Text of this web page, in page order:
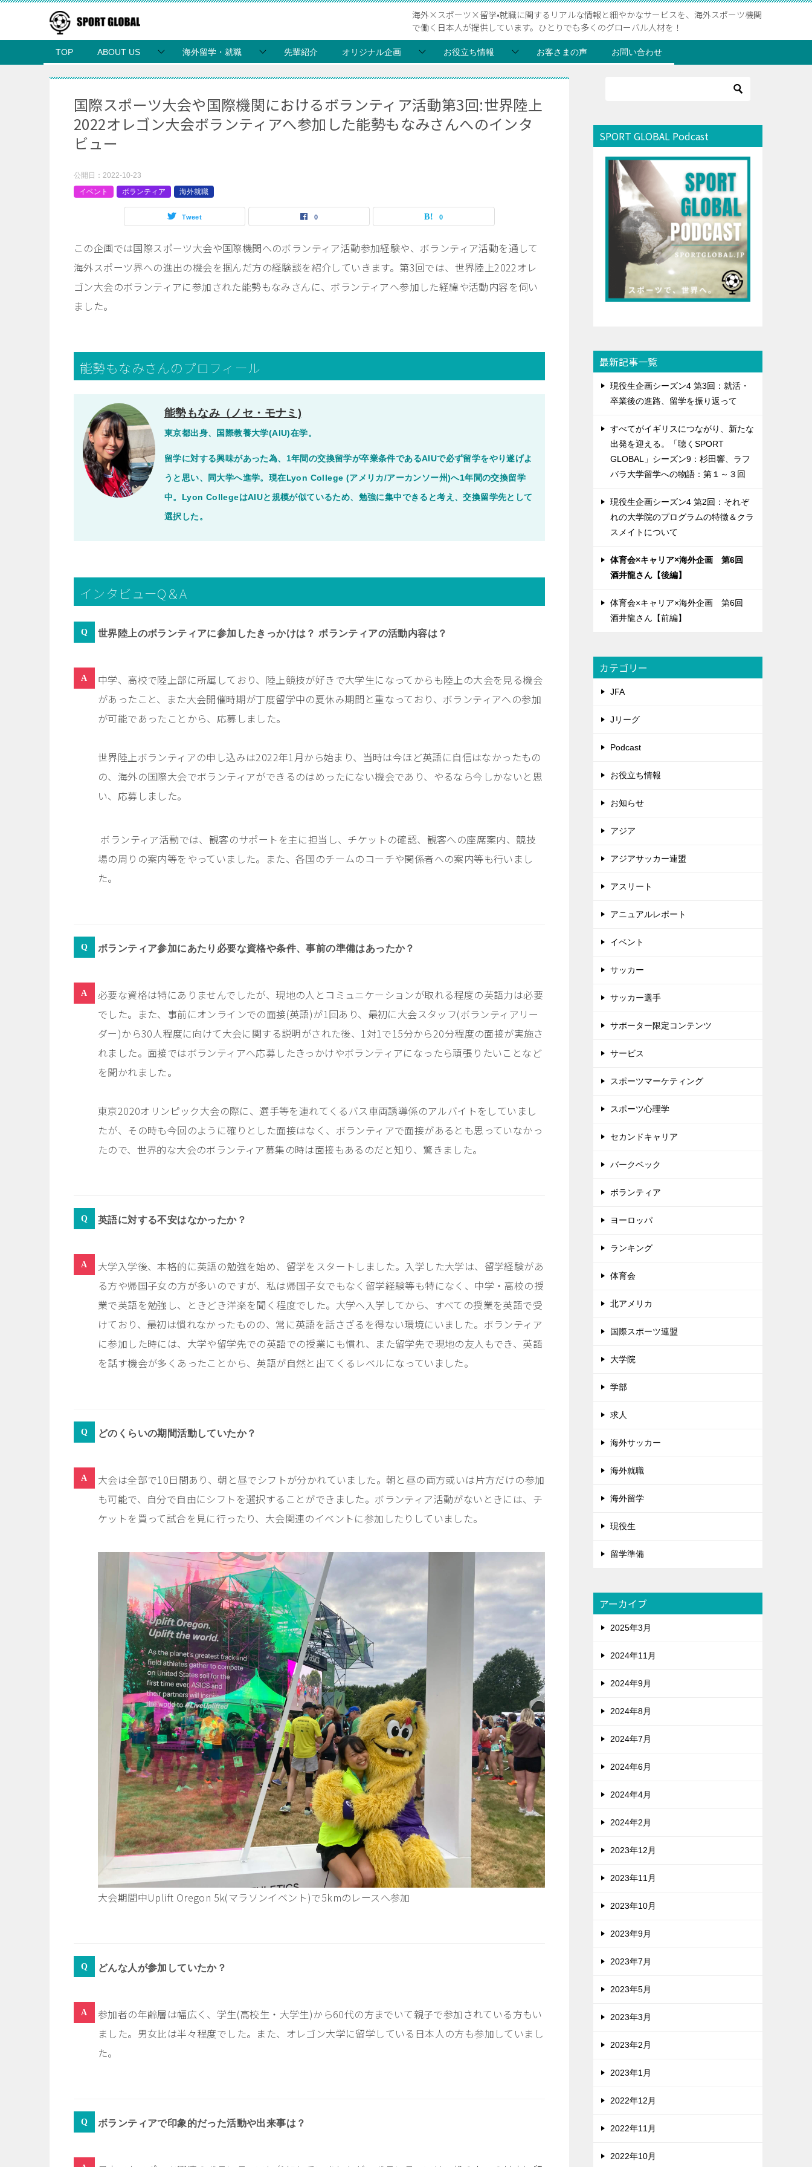
海外×スポーツ×留学•就職に関するリアルな情報と細やかなサービスを、海外スポーツ機関
で働く日本人が提供しています。ひとりでも多くのグローバル人材を！
TOP ABOUT US 海外留学・就職 先輩紹介 オリジナル企画 お役立ち情報 お客さまの声 お問い合わせ
国際スポーツ大会や国際機関におけるボランティア活動第3回:世界陸上
2022オレゴン大会ボランティアへ参加した能勢もなみさんへのインタ
ビュー
公開日： 2022-10-23
イベント
ボランティア 海外就職
Tweet 0 0
この企画では国際スポーツ大会や国際機関へのボランティア活動参加経験や、ボランティア活動を通して
海外スポーツ界への進出の機会を掴んだ方の経験談を紹介していきます。第3回では、世界陸上2022オレ
ゴン大会のボランティアに参加された能勢もなみさんに、ボランティアへ参加した経緯や活動内容を伺い
ました。
能勢もなみさんのプロフィール
能勢もなみ（ノセ・モナミ)
東京都出身、国際教養大学(AIU)在学。
留学に対する興味があった為、1年間の交換留学が卒業条件であるAIUで必ず留学をやり遂げよ
うと思い、同大学へ進学。現在Lyon College (アメリカ/アーカンソー州)へ1年間の交換留学
中。Lyon CollegeはAIUと規模が似ているため、勉強に集中できると考え、交換留学先として
選択した。
インタビューQ＆A
世界陸上のボランティアに参加したきっかけは？ ボランティアの活動内容は？
中学、高校で陸上部に所属しており、陸上競技が好きで大学生になってからも陸上の大会を見る機会
があったこと、また大会開催時期が丁度留学中の夏休み期間と重なっており、ボランティアへの参加
が可能であったことから、応募しました。
世界陸上ボランティアの申し込みは2022年1月から始まり、当時は今ほど英語に自信はなかったもの
の、海外の国際大会でボランティアができるのはめったにない機会であり、やるなら今しかないと思
い、応募しました。
ボランティア活動では、観客のサポートを主に担当し、チケットの確認、観客への座席案内、競技
場の周りの案内等をやっていました。また、各国のチームのコーチや関係者への案内等も行いまし
た。
ボランティア参加にあたり必要な資格や条件、事前の準備はあったか？
必要な資格は特にありませんでしたが、現地の人とコミュニケーションが取れる程度の英語力は必要
でした。また、事前にオンラインでの面接(英語)が1回あり、最初に大会スタッフ(ボランティアリー
ダー)から30人程度に向けて大会に関する説明がされた後、 1対1で15分から20分程度の面接が実施さ
れました。面接ではボランティアへ応募したきっかけやボランティアになったら頑張りたいことなど
を聞かれました。
東京2020オリンピック大会の際に、選手等を連れてくるバス車両誘導係のアルバイトをしていまし
たが、その時も今回のように確りとした面接はなく、ボランティアで面接があるとも思っていなかっ
たので、世界的な大会のボランティア募集の時は面接もあるのだと知り、驚きました。
英語に対する不安はなかったか？
大学入学後、本格的に英語の勉強を始め、留学をスタートしました。入学した大学は、留学経験があ
る方や帰国子女の方が多いのですが、私は帰国子女でもなく留学経験等も特になく、中学・高校の授
業で英語を勉強し、ときどき洋楽を聞く程度でした。大学へ入学してから、すべての授業を英語で受
けており、最初は慣れなかったものの、常に英語を話さざるを得ない環境にいました。ボランティア
に参加した時には、大学や留学先での英語での授業にも慣れ、また留学先で現地の友人もでき、英語
を話す機会が多くあったことから、英語が自然と出てくるレベルになっていました。
どのくらいの期間活動していたか？
大会は全部で10日間あり、朝と昼でシフトが分かれていました。朝と昼の両方或いは片方だけの参加
も可能で、自分で自由にシフトを選択することができました。ボランティア活動がないときには、チ
ケットを買って試合を見に行ったり、大会関連のイベントに参加したりしていました。
大会期間中Uplift Oregon 5k(マラソンイベント)で5kmのレースへ参加
どんな人が参加していたか？
参加者の年齢層は幅広く、学生(高校生・大学生)から60代の方までいて親子で参加されている方もい
ました。男女比は半々程度でした。また、オレゴン大学に留学している日本人の方も参加していまし
た。
ボランティアで印象的だった活動や出来事は？
SPORT GLOBAL Podcast
最新記事一覧
現役生企画シーズン4 第3回：就活・
卒業後の進路、留学を振り返って
すべてがイギリスにつながり、新たな
出発を迎える。「聴くSPORT
GLOBAL」シーズン9：杉田響、ラフ
バラ大学留学への物語：第１～３回
現役生企画シーズン4 第2回：それぞ
れの大学院のプログラムの特徴＆クラ
スメイトについて
体育会×キャリア×海外企画 第6回
酒井龍さん【後編】
体育会×キャリア×海外企画 第6回
酒井龍さん【前編】
カテゴリー
JFA
Jリーグ
Podcast
お役立ち情報
お知らせ
アジア
アジアサッカー連盟
アスリート
アニュアルレポート
イベント
サッカー
サッカー選手
サポーター限定コンテンツ
サービス
スポーツマーケティング
スポーツ心理学
セカンドキャリア
バークベック
ボランティア
ヨーロッパ
ランキング
体育会
北アメリカ
国際スポーツ連盟
大学院
学部
求人
海外サッカー
海外就職
海外留学
現役生
留学準備
アーカイブ
2025年3月
2024年11月
2024年9月
2024年8月
2024年7月
2024年6月
2024年4月
2024年2月
2023年12月
2023年11月
2023年10月
2023年9月
2023年7月
2023年5月
2023年3月
2023年2月
2023年1月
2022年12月
2022年11月
2022年10月